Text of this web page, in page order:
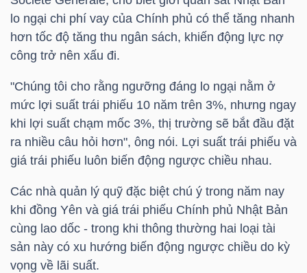
lo ngại chi phí vay của Chính phủ có thể tăng nhanh
hơn tốc độ tăng thu ngân sách, khiến động lực nợ
công trở nên xấu đi.
"Chúng tôi cho rằng ngưỡng đáng lo ngại nằm ở
mức lợi suất trái phiếu 10 năm trên 3%, nhưng ngay
khi lợi suất chạm mốc 3%, thị trường sẽ bắt đầu đặt
ra nhiều câu hỏi hơn", ông nói. Lợi suất trái phiếu và
giá trái phiếu luôn biến động ngược chiều nhau.
Các nhà quản lý quỹ đặc biệt chú ý trong năm nay
khi đồng Yên và giá trái phiếu Chính phủ Nhật Bản
cùng lao dốc - trong khi thông thường hai loại tài
sản này có xu hướng biến động ngược chiều do kỳ
vọng về lãi suất.
NĂNG
LƯỢNG
NGUYÊN
LIỆU